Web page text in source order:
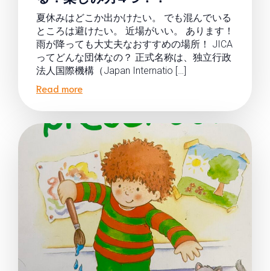
夏休みはどこか出かけたい。 でも混んでいる
ところは避けたい。 近場がいい。 あります！
雨が降っても大丈夫なおすすめの場所！ JICA
ってどんな団体なの？ 正式名称は、独立行政
法人国際機構（Japan Internatio […]
Read more